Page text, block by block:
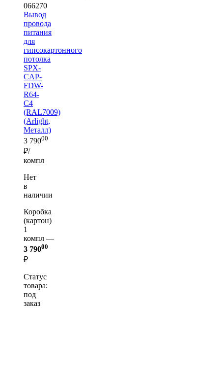
066270
Вывод
провода
питания
для
гипсокартонного
потолка
SPX-
CAP-
FDW-
R64-
C4
(RAL7009)
(Arlight,
Металл)
3 79000
₽/
компл
Нет
в
наличии
Коробка
(картон)
1
компл —
3 79000
₽
Статус
товара:
под
заказ